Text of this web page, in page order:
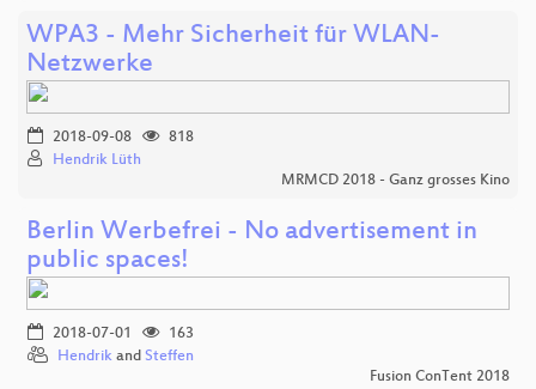
WPA3 - Mehr Sicherheit für WLAN-
Netzwerke
2018-09-08
818
Hendrik Lüth
MRMCD 2018 - Ganz grosses Kino
Berlin Werbefrei - No advertisement in
public spaces!
2018-07-01
163
Hendrik and Steffen
Fusion ConTent 2018